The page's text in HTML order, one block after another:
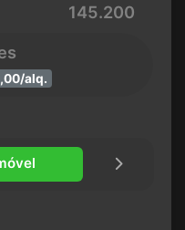
145.200
alq.